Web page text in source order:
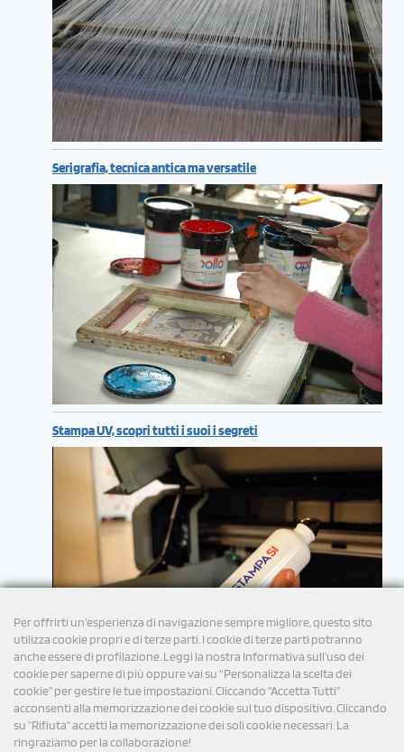
Per offrirti un'esperienza di navigazione sempre migliore, questo sito
utilizza cookie propri e di terze parti. I cookie di terze parti potranno
anche essere di profilazione. Leggi la nostra Informativa sull’uso dei
cookie per saperne di più oppure vai su “Personalizza la scelta dei
cookie” per gestire le tue impostazioni. Cliccando "Accetta Tutti"
acconsenti alla memorizzazione dei cookie sul tuo dispositivo. Cliccando
su "Rifiuta" accetti la memorizzazione dei soli cookie necessari. La
ringraziamo per la collaborazione!
Serigrafia, tecnica antica ma versatile
Stampa UV, scopri tutti i suoi i segreti